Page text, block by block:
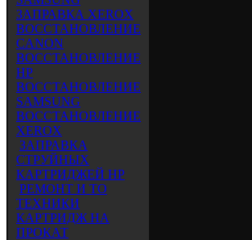
ЗАПРАВКА XEROX
ВОССТАНОВЛЕНИЕ
CANON
ВОССТАНОВЛЕНИЕ
HP
ВОССТАНОВЛЕНИЕ
SAMSUNG
ВОССТАНОВЛЕНИЕ
XEROX
ЗАПРАВКА
СТРУЙНЫХ
КАРТРИДЖЕЙ HP
РЕМОНТ И ТО
ТЕХНИКИ
КАРТРИДЖ НА
ПРОКАТ